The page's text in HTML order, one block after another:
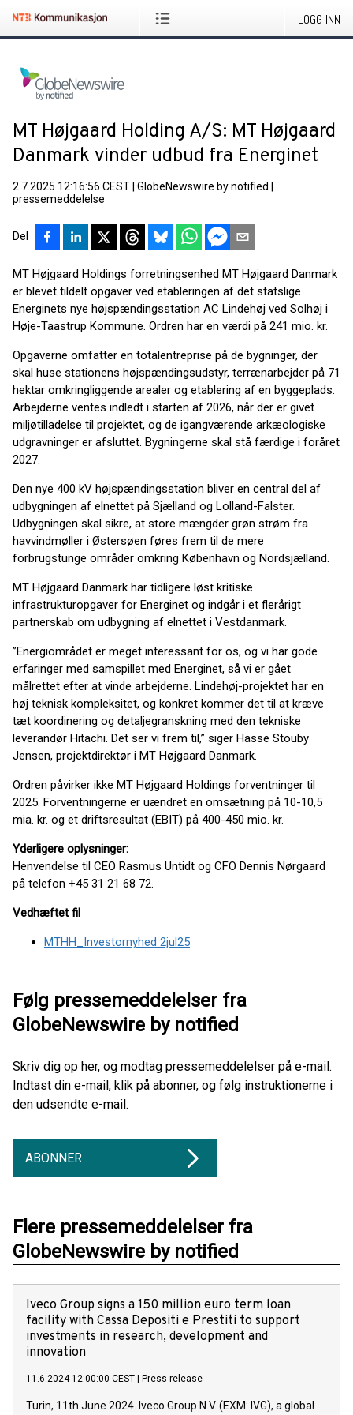
LOGG INN
MT Højgaard Holding A/S: MT Højgaard
Danmark vinder udbud fra Energinet
2.7.2025 12:16:56 CEST GlobeNewswire by notified
pressemeddelelse
Del
MT Højgaard Holdings forretningsenhed MT Højgaard Danmark
er blevet tildelt opgaver ved etableringen af det statslige
Energinets nye højspændingsstation AC Lindehøj ved Solhøj i
Høje-Taastrup Kommune. Ordren har en værdi på 241 mio. kr.
Opgaverne omfatter en totalentreprise på de bygninger, der
skal huse stationens højspændingsudstyr, terrænarbejder på 71
hektar omkringliggende arealer og etablering af en byggeplads.
Arbejderne ventes indledt i starten af 2026, når der er givet
miljøtilladelse til projektet, og de igangværende arkæologiske
udgravninger er afsluttet. Bygningerne skal stå færdige i foråret
2027.
Den nye 400 kV højspændingsstation bliver en central del af
udbygningen af elnettet på Sjælland og Lolland-Falster.
Udbygningen skal sikre, at store mængder grøn strøm fra
havvindmøller i Østersøen føres frem til de mere
forbrugstunge områder omkring København og Nordsjælland.
MT Højgaard Danmark har tidligere løst kritiske
infrastrukturopgaver for Energinet og indgår i et flerårigt
partnerskab om udbygning af elnettet i Vestdanmark.
”Energiområdet er meget interessant for os, og vi har gode
erfaringer med samspillet med Energinet, så vi er gået
målrettet efter at vinde arbejderne. Lindehøj-projektet har en
høj teknisk kompleksitet, og konkret kommer det til at kræve
tæt koordinering og detaljegranskning med den tekniske
leverandør Hitachi. Det ser vi frem til,” siger Hasse Stouby
Jensen, projektdirektør i MT Højgaard Danmark.
Ordren påvirker ikke MT Højgaard Holdings forventninger til
2025. Forventningerne er uændret en omsætning på 10-10,5
mia. kr. og et driftsresultat (EBIT) på 400-450 mio. kr.
Yderligere oplysninger:
Henvendelse til CEO Rasmus Untidt og CFO Dennis Nørgaard
på telefon +45 31 21 68 72.
Vedhæftet fil
MTHH_Investornyhed 2jul25
Følg pressemeddelelser fra
GlobeNewswire by notified
Skriv dig op her, og modtag pressemeddelelser på e-mail.
Indtast din e-mail, klik på abonner, og følg instruktionerne i
den udsendte e-mail.
ABONNER
Flere pressemeddelelser fra
GlobeNewswire by notified
Iveco Group signs a 150 million euro term loan
facility with Cassa Depositi e Prestiti to support
investments in research, development and
innovation
11.6.2024 12:00:00 CEST Press release
Turin, 11th June 2024. Iveco Group N.V. (EXM: IVG), a global